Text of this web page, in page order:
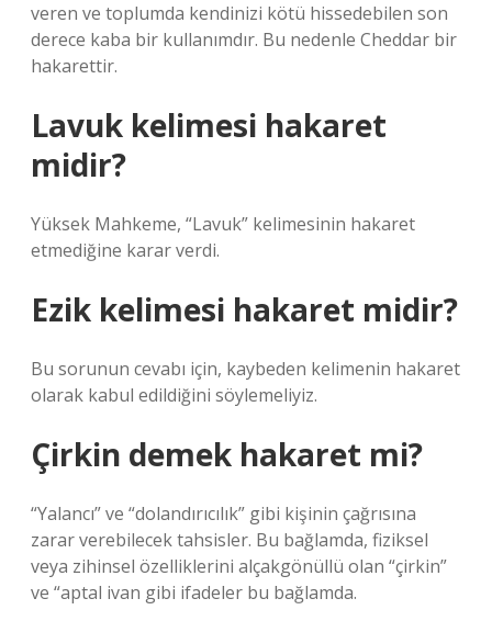
veren ve toplumda kendinizi kötü hissedebilen son
derece kaba bir kullanımdır. Bu nedenle Cheddar bir
hakarettir.
Lavuk kelimesi hakaret
midir?
Yüksek Mahkeme, “Lavuk” kelimesinin hakaret
etmediğine karar verdi.
Ezik kelimesi hakaret midir?
Bu sorunun cevabı için, kaybeden kelimenin hakaret
olarak kabul edildiğini söylemeliyiz.
Çirkin demek hakaret mi?
“Yalancı” ve “dolandırıcılık” gibi kişinin çağrısına
zarar verebilecek tahsisler. Bu bağlamda, fiziksel
veya zihinsel özelliklerini alçakgönüllü olan “çirkin”
ve “aptal ivan gibi ifadeler bu bağlamda.